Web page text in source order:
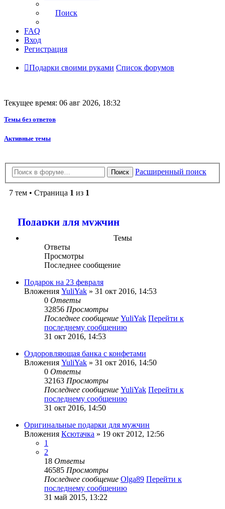
Поиск
FAQ
Вход
Регистрация
Подарки своими руками Список форумов
Текущее время: 06 авг 2026, 18:32
Темы без ответов
Активные темы
Поиск Расширенный поиск
7 тем • Страница 1 из 1
Подарки для мужчин
Темы
Ответы
Просмотры
Последнее сообщение
Подарок на 23 февраля
Вложения YuliYak » 31 окт 2016, 14:53
0 Ответы
32856 Просмотры
Последнее сообщение YuliYak Перейти к
последнему сообщению
31 окт 2016, 14:53
Оздоровляющая банка с конфетами
Вложения YuliYak » 31 окт 2016, 14:50
0 Ответы
32163 Просмотры
Последнее сообщение YuliYak Перейти к
последнему сообщению
31 окт 2016, 14:50
Оригинальные подарки для мужчин
Вложения Ксютачка » 19 окт 2012, 12:56
1
2
18 Ответы
46585 Просмотры
Последнее сообщение Olga89 Перейти к
последнему сообщению
31 май 2015, 13:22